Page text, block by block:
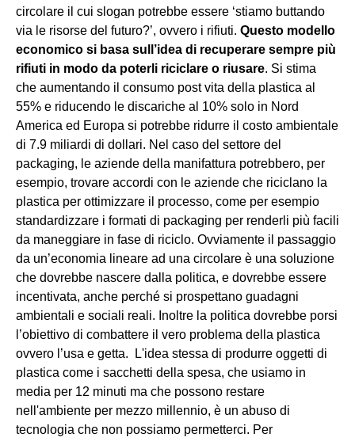
circolare il cui slogan potrebbe essere ‘stiamo buttando
via le risorse del futuro?’, ovvero i rifiuti. Questo modello
economico si basa sull’idea di recuperare sempre più
rifiuti in modo da poterli riciclare o riusare. Si stima
che aumentando il consumo post vita della plastica al
55% e riducendo le discariche al 10% solo in Nord
America ed Europa si potrebbe ridurre il costo ambientale
di 7.9 miliardi di dollari. Nel caso del settore del
packaging, le aziende della manifattura potrebbero, per
esempio, trovare accordi con le aziende che riciclano la
plastica per ottimizzare il processo, come per esempio
standardizzare i formati di packaging per renderli più facili
da maneggiare in fase di riciclo. Ovviamente il passaggio
da un’economia lineare ad una circolare è una soluzione
che dovrebbe nascere dalla politica, e dovrebbe essere
incentivata, anche perché si prospettano guadagni
ambientali e sociali reali. Inoltre la politica dovrebbe porsi
l’obiettivo di combattere il vero problema della plastica
ovvero l’usa e getta. L'idea stessa di produrre oggetti di
plastica come i sacchetti della spesa, che usiamo in
media per 12 minuti ma che possono restare
nell'ambiente per mezzo millennio, è un abuso di
tecnologia che non possiamo permetterci. Per